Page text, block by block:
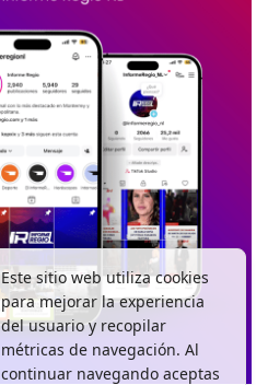
Este sitio web utiliza cookies
para mejorar la experiencia
del usuario y recopilar
métricas de navegación. Al
continuar navegando aceptas